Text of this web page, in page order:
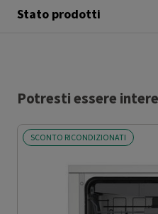
Stato prodotti
Potresti essere
SCONTO RICONDIZIONATI